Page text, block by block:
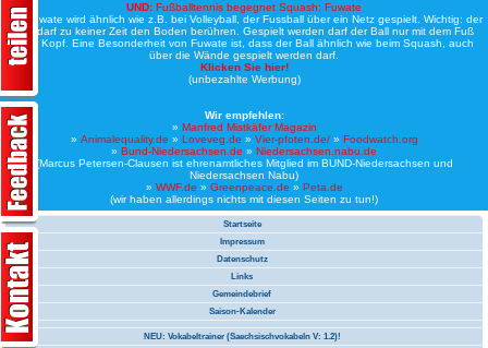
UND: Fußballtennis begegnet Squash: Fuwate
Bei Fuwate wird ähnlich wie z.B. bei Volleyball, der Fussball über ein Netz gespielt. Wichtig: der
Ball darf zu keiner Zeit den Boden berühren. Gespielt werden darf der Ball nur mit dem Fuß
oder Kopf. Eine Besonderheit von Fuwate ist, dass der Ball ähnlich wie beim Squash, auch
über die Wände gespielt werden darf.
Klicken Sie hier!
(unbezahlte Werbung)
Wir empfehlen:
» Manfred Mistkäfer Magazin
» Animalequality.de » Loveveg.de » Vier-pfoten.de/» Foodwatch.org
» Bund-Niedersachsen.de » Niedersachsen.nabu.de
(Marcus Petersen-Clausen ist ehrenamtliches Mitglied im BUND-Niedersachsen und
Niedersachsen Nabu)
» WWF.de » Greenpeace.de » Peta.de
(wir haben allerdings nichts mit diesen Seiten zu tun!)
Startseite
Impressum
Datenschutz
Links
Gemeindebrief
Saison-Kalender
NEU: Vokabeltrainer (Saechsischvokabeln V: 1.2)!